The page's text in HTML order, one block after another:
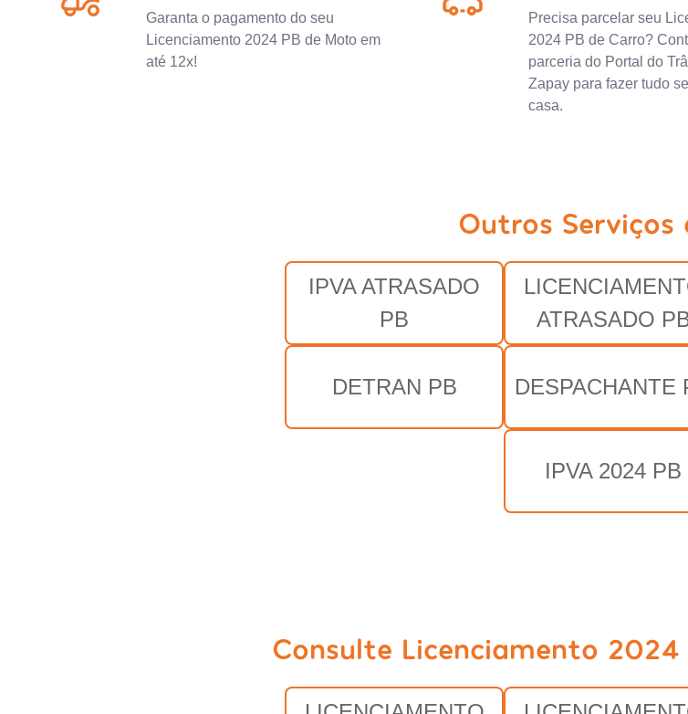
Garanta o pagamento do seu
Licenciamento 2024 PB de Moto em
até 12x!
Precisa parcelar seu
2024 PB de Carro?
parceria do Portal do
Zapay para fazer tudo
casa.
Outros Serviços
IPVA ATRASADO
PB
ATRASADO
DETRAN PB DESPACHANTE
IPVA 2024 PB
Consulte Licenciamento